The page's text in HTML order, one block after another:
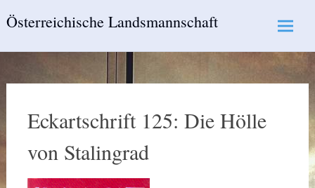
toÖsterreichische Landsmannschaft
Eckartschrift 125: Die Hölle
von Stalingrad